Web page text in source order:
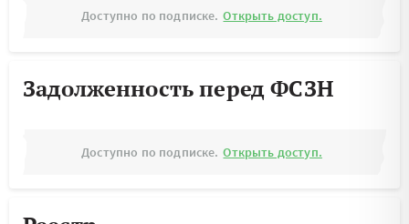
Доступно по подписке. Открыть доступ.
Задолженность перед ФСЗН
Доступно по подписке. Открыть доступ.